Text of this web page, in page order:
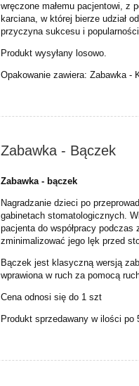
wręczone małemu pacjentowi, z
karciana, w której bierze udział
przyczyna sukcesu i
Produkt wysyłany losowo.
Opakowanie zawiera: Zabawka -
Zabawka - Bączek
Zabawka - bączek
Nagradzanie dzieci po
gabinetach stomatologicznych.
pacjenta do współpracy
zminimalizować jego lęk przed
Bączek jest klasyczną wersją
wprawiona w ruch za pomocą
Cena odnosi się do 1 szt
Produkt sprzedawany w ilości po